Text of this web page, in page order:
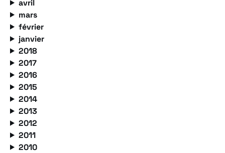
avril
mars
février
janvier
2018
2017
2016
2015
2014
2013
2012
2011
2010